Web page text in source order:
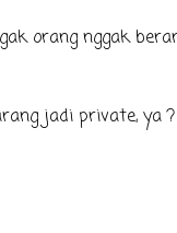
orang nggak
jadi private, ya